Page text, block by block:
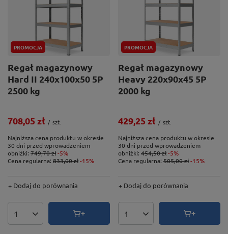
PROMOCJA
Regał magazynowy
Hard II 240x100x50 5P
2500 kg
708,05 zł / szt.
Najniższa cena produktu w okresie
30 dni przed wprowadzeniem
obniżki: 749,70 zł-5%
Cena regularna: 833,00 zł-15%
+ Dodaj do porównania
Ilość produktów
PROMOCJA
Regał magazynowy
Heavy 220x90x45 5P
2000 kg
429,25 zł / szt.
Najniższa cena produktu w okresie
30 dni przed wprowadzeniem
obniżki: 454,50 zł-5%
Cena regularna: 505,00 zł-15%
+ Dodaj do porównania
Ilość produktów